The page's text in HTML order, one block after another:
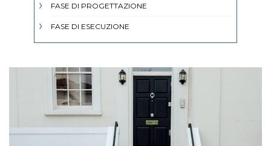
FASE DI PROGETTAZIONE
FASE DI ESECUZIONE